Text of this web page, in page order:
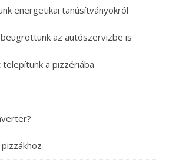
energetikai tanúsítványokról
az autószervizbe is
a pizzériába